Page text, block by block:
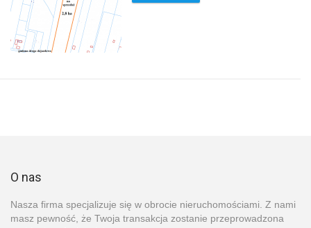
O nas
Nasza firma specjalizuje się w obrocie nieruchomościami. Z nami
masz pewność, że Twoja transakcja zostanie przeprowadzona